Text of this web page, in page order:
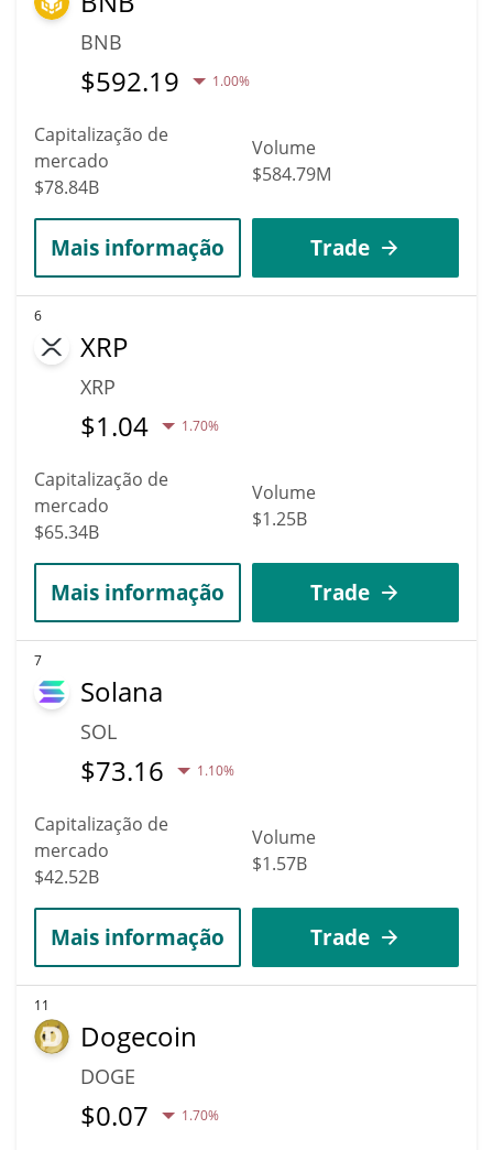
BNB
$592.19 1.00%
Capitalização de
mercado
$78.84B
Volume
$584.79M
Mais informação Trade
6
XRP
XRP
$1.04 1.70%
Capitalização de
mercado
$65.34B
Volume
$1.25B
Mais informação Trade
7
Solana
SOL
$73.16 1.10%
Capitalização de
mercado
$42.52B
Volume
$1.57B
Mais informação Trade
11
Dogecoin
DOGE
$0.07 1.70%